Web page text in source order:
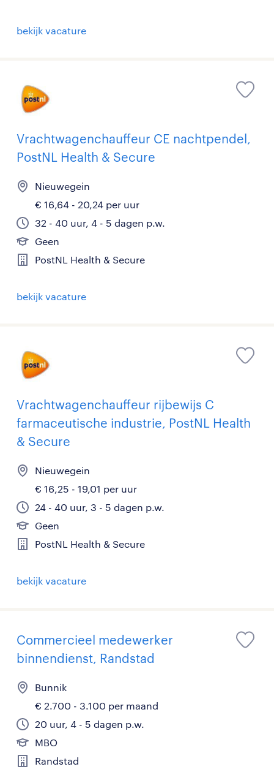
bekijk vacature
Vrachtwagenchauffeur CE nachtpendel,
PostNL Health & Secure
Nieuwegein
€ 16,64 - 20,24 per uur
32 - 40 uur, 4 - 5 dagen p.w.
Geen
PostNL Health & Secure
bekijk vacature
Vrachtwagenchauffeur rijbewijs C
farmaceutische industrie, PostNL Health
& Secure
Nieuwegein
€ 16,25 - 19,01 per uur
24 - 40 uur, 3 - 5 dagen p.w.
Geen
PostNL Health & Secure
bekijk vacature
Commercieel medewerker
binnendienst, Randstad
Bunnik
€ 2.700 - 3.100 per maand
20 uur, 4 - 5 dagen p.w.
MBO
Randstad